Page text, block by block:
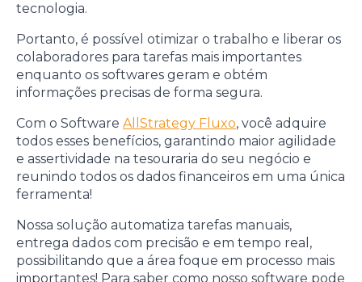
tecnologia.
Portanto, é possível otimizar o trabalho e liberar os
colaboradores para tarefas mais importantes
enquanto os softwares geram e obtém
informações precisas de forma segura.
Com o Software AllStrategy Fluxo, você adquire
todos esses benefícios, garantindo maior agilidade
e assertividade na tesouraria do seu negócio e
reunindo todos os dados financeiros em uma única
ferramenta!
Nossa solução automatiza tarefas manuais,
entrega dados com precisão e em tempo real,
possibilitando que a área foque em processo mais
importantes! Para saber como nosso software pode